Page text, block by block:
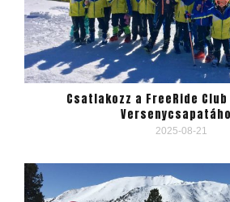
Csatlakozz a FreeRide
2025-08-21